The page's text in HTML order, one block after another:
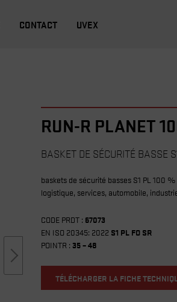
CONTACT UVEX
RUN-R PLANET
BASKET DE SÉCURITÉ BASSE
baskets de sécurité basses S1 PL 100
logistique, services, automobile,
CODE PRDT : 67073
EN ISO 20345: 2022 S1 PL FO SR
POINTR : 35 – 48
TÉLÉCHARGER LA FICHE